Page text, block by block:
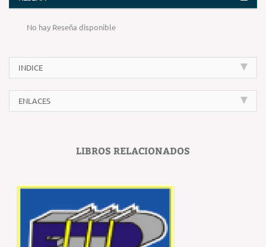
No hay Reseña disponible
INDICE
ENLACES
LIBROS RELACIONADOS